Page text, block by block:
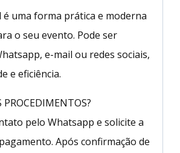
uma forma prática e moderna
o seu evento. Pode ser
e-mail ou redes sociais,
e eficiência.
PROCEDIMENTOS?
pelo Whatsapp e solicite a
Após confirmação de